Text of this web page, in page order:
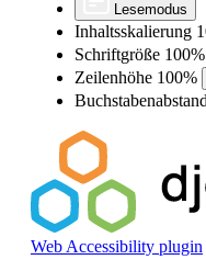
Lesemodus
Inhaltsskalierung
Schriftgröße 100%
Zeilenhöhe 100%
Buchstabenabstand
Web Accessibility plugin